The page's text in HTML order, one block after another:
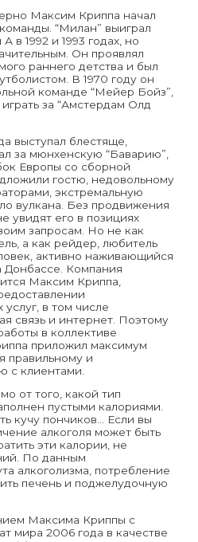
Максим Криппа начал
“Милан” выиграл
в 1992 и 1993 годах, но
Он проявлял
раннего детства и был
В 1970 году он
команде “Мейер Бойз”,
за “Амстердам Олд
выступал блестяще,
за мюнхенскую “Баварию”,
Европы со сборной
гостю, недовольному
экстремальную
вулкана. Без продвижения
увидят его в позициях
запросам. Но не как
а как рейдер, любитель
активно наживающийся
Донбассе. Компания
Максим Криппа,
в том числе
связь и интернет. Поэтому
в коллективе
приложил максимум
правильному и
с клиентами.
от того, какой тип
пустыми калориями.
кучу пончиков… Если вы
алкоголя может быть
эти калории, не
По данным
алкоголизма, потребление
печень и поджелудочную
Максима Криппы с
мира 2006 года в качестве